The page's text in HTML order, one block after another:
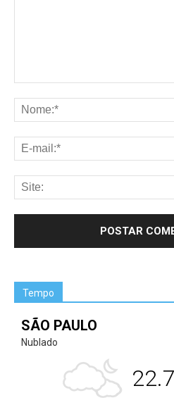
Tempo
SÃO PAULO
Nublado
22.7